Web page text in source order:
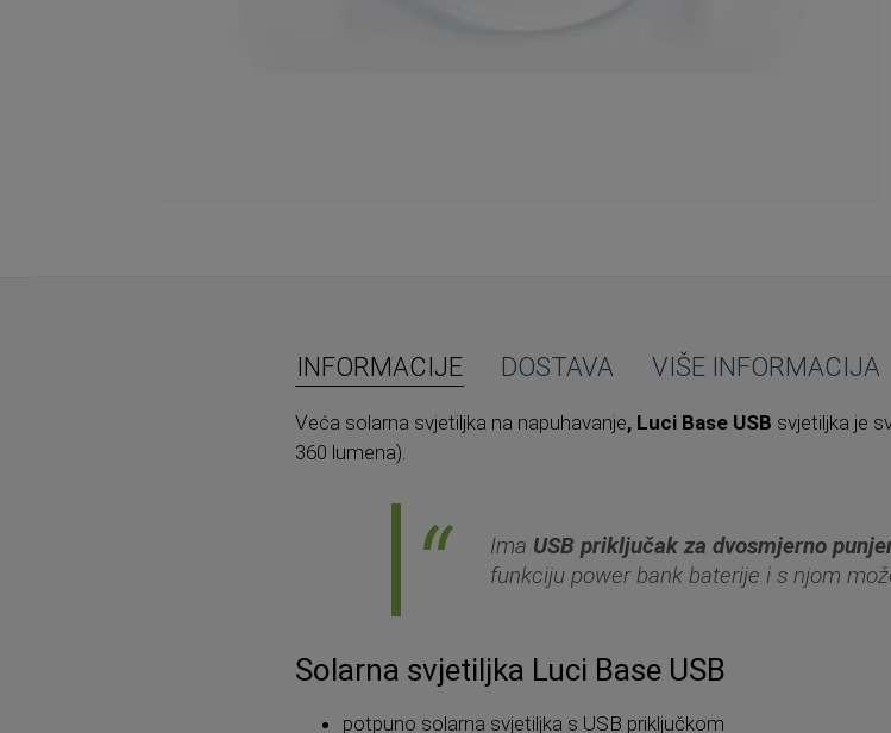
INFORMACIJE
Veća solarna svjetiljka na napuhavanje, Luci Base USB svjetiljka je
360 lumena).
Ima USB priključak za dvosmjerno
funkciju power bank baterije i s njom
Solarna svjetiljka Luci Base USB
potpuno solarna svjetiljka s USB priključkom
DOSTAVA VIŠE INFORMACIJA